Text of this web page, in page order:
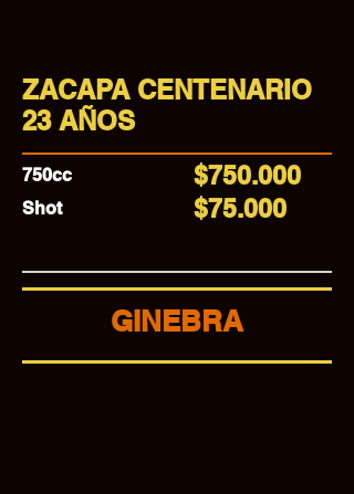
ZACAPA CENTENARIO
23 AÑOS
750cc
Shot
$750.000
$75.000
GINEBRA